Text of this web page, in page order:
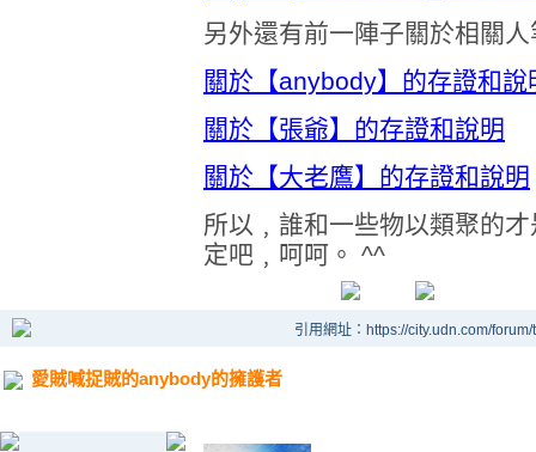
另外還有前一陣子關於相關
關於【anybody】的存證和說
關於【張爺】的存證和說明
關於【大老鷹】的存證和說明
所以﹐誰和一些物以類聚的
定吧﹐呵呵。 ^^
引用網址：https://city.udn.com/
愛賊喊捉賊的anybody的擁護者